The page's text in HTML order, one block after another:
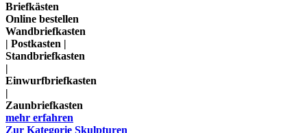
Briefkästen
Online bestellen
Wandbriefkasten
| Postkasten |
Standbriefkasten
|
Einwurfbriefkasten
|
Zaunbriefkasten
mehr erfahren
Zur Kategorie Skulpturen